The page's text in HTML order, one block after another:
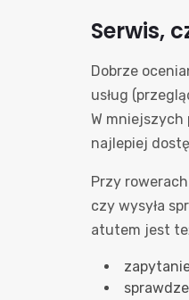
Serwis,
Dobrze
usług
W mniejszych
najlepiej
Przy
czy wysyła
atutem jest